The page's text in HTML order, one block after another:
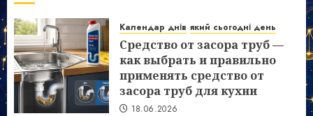
Календар днів який сьогодні день
Средство от засора труб —
как выбрать и правильно
применять средство от
засора труб для кухни
18.06.2026